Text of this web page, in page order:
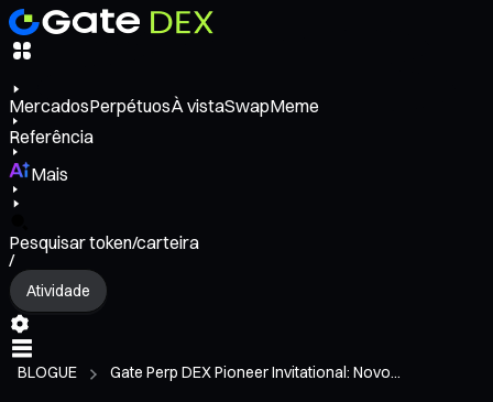
MercadosPerpétuosÀ vistaSwapMeme
Referência
Mais
Pesquisar token/carteira
/
Atividade
BLOGUE Gate Perp DEX Pioneer Invitational: Novo...